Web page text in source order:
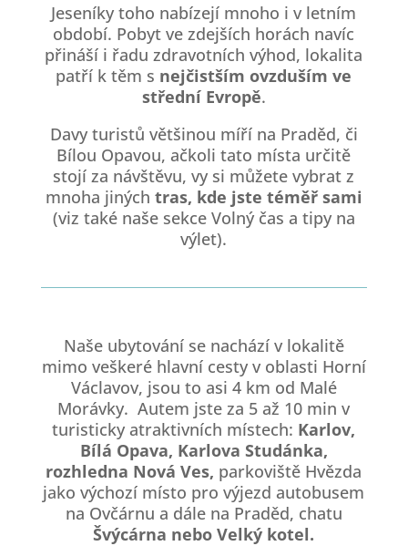
Jeseníky toho nabízejí mnoho i v letním
období. Pobyt ve zdejších horách navíc
přináší i řadu zdravotních výhod, lokalita
patří k těm s nejčistším ovzduším ve
střední Evropě.
Davy turistů většinou míří na Praděd, či
Bílou Opavou, ačkoli tato místa určitě
stojí za návštěvu, vy si můžete vybrat z
mnoha jiných tras, kde jste téměř sami
(viz také naše sekce Volný čas a tipy na
výlet).
Naše ubytování se nachází v lokalitě
mimo veškeré hlavní cesty v oblasti Horní
Václavov, jsou to asi 4 km od Malé
Morávky. Autem jste za 5 až 10 min v
turisticky atraktivních místech: Karlov,
Bílá Opava, Karlova Studánka,
rozhledna Nová Ves, parkoviště Hvězda
jako výchozí místo pro výjezd autobusem
na Ovčárnu a dále na Praděd, chatu
Švýcárna nebo Velký kotel.